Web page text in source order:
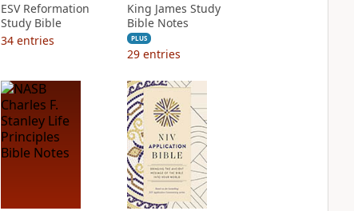
ESV Reformation
Study Bible
34 entries
King James Study
Bible Notes
PLUS
29 entries